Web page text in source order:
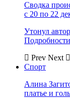
Сводка
с 20 по 22
Утонул
Подробности
Prev Next
Спорт
Алина
платье и